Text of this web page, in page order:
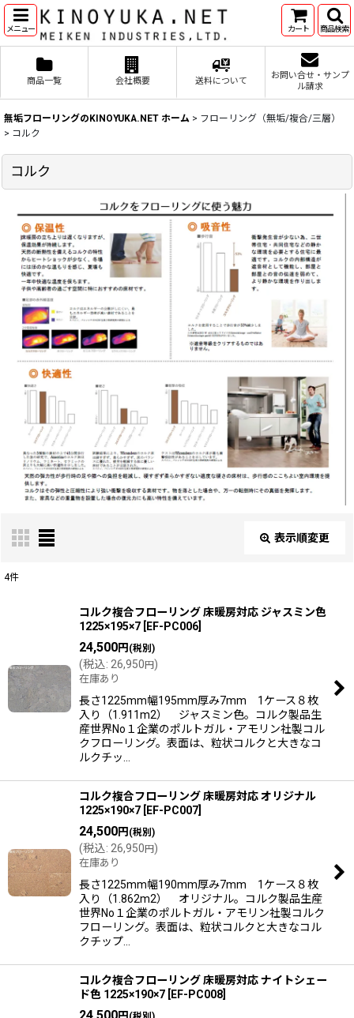
メニュー カート 商品検索
商品一覧 会社概要 送料について
お問い合せ・サンプ
ル請求
無垢フローリングのKINOYUKA.NET ホーム > フローリング（無垢/複合/三層）
> コルク
コルク
表示順変更
絞り込む
4件
コルク複合フローリング 床暖房対応 ジャスミン色
1225×195×7
EF-PC006
24,500円 (税別)
(税込: 26,950 円 )
在庫あり
長さ1225mm幅195mm厚み7mm 1ケース８枚
入り（1.911m2） ジャスミン色。コルク製品生
産世界No１企業のポルトガル・アモリン社製コル
クフローリング。表面は、粒状コルクと大きなコ
ルクチッ…
コルク複合フローリング 床暖房対応 オリジナル
1225×190×7
EF-PC007
24,500円 (税別)
(税込: 26,950 円 )
在庫あり
長さ1225mm幅190mm厚み7mm 1ケース８枚
入り（1.862m2） オリジナル。コルク製品生産
世界No１企業のポルトガル・アモリン社製コルク
フローリング。表面は、粒状コルクと大きなコル
クチップ…
コルク複合フローリング 床暖房対応 ナイトシェー
ド色 1225×190×7
EF-PC008